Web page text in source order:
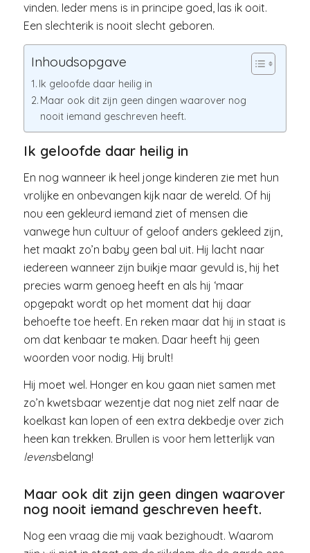
vinden. Ieder mens is in principe goed, las ik ooit.
Een slechterik is nooit slecht geboren.
Inhoudsopgave
Ik geloofde daar heilig in
Maar ook dit zijn geen dingen waarover nog
nooit iemand geschreven heeft.
Ik geloofde daar heilig in
En nog wanneer ik heel jonge kinderen zie met hun
vrolijke en onbevangen kijk naar de wereld. Of hij
nou een gekleurd iemand ziet of mensen die
vanwege hun cultuur of geloof anders gekleed zijn,
het maakt zo’n baby geen bal uit. Hij lacht naar
iedereen wanneer zijn buikje maar gevuld is, hij het
precies warm genoeg heeft en als hij ‘maar
opgepakt wordt op het moment dat hij daar
behoefte toe heeft. En reken maar dat hij in staat is
om dat kenbaar te maken. Daar heeft hij geen
woorden voor nodig. Hij brult!
Hij moet wel. Honger en kou gaan niet samen met
zo’n kwetsbaar wezentje dat nog niet zelf naar de
koelkast kan lopen of een extra dekbedje over zich
heen kan trekken. Brullen is voor hem letterlijk van
levensbelang!
Maar ook dit zijn geen dingen waarover
nog nooit iemand geschreven heeft.
Nog een vraag die mij vaak bezighoudt. Waarom